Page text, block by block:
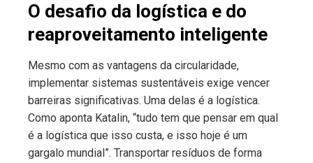
O desafio da logística e do
reaproveitamento inteligente
Mesmo com as vantagens da circularidade,
implementar sistemas sustentáveis exige vencer
barreiras significativas. Uma delas é a logística.
Como aponta Katalin, “tudo tem que pensar em qual
é a logística que isso custa, e isso hoje é um
gargalo mundial”. Transportar resíduos de forma